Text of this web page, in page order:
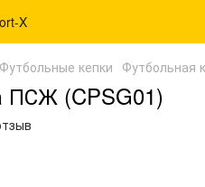
Футбольные кепки Футбольная
ПСЖ (CPSG01)